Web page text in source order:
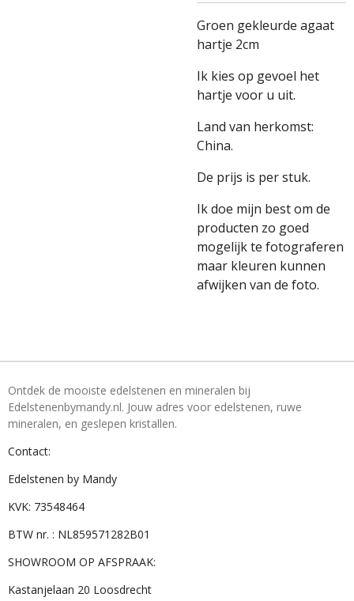
Groen gekleurde agaat
hartje 2cm
Ik kies op gevoel het
hartje voor u uit.
Land van herkomst:
China.
De prijs is per stuk.
Ik doe mijn best om de
producten zo goed
mogelijk te fotograferen
maar kleuren kunnen
afwijken van de foto.
Ontdek de mooiste edelstenen en mineralen bij
Edelstenenbymandy.nl. Jouw adres voor edelstenen, ruwe
mineralen, en geslepen kristallen.
Contact:
Edelstenen by Mandy
KVK: 73548464
BTW nr. : NL859571282B01
SHOWROOM OP AFSPRAAK:
Kastanjelaan 20 Loosdrecht